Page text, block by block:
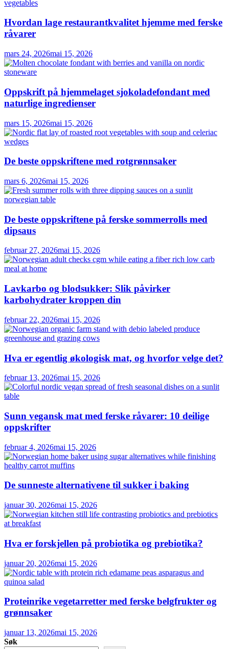
Hvordan lage restaurantkvalitet hjemme med ferske
råvarer
mars 24, 2026mai 15, 2026
Oppskrift på hjemmelaget sjokoladefondant med
naturlige ingredienser
mars 15, 2026mai 15, 2026
De beste oppskriftene med rotgrønnsaker
mars 6, 2026mai 15, 2026
De beste oppskriftene på ferske sommerrolls med
dipsaus
februar 27, 2026mai 15, 2026
Lavkarbo og blodsukker: Slik påvirker
karbohydrater kroppen din
februar 22, 2026mai 15, 2026
Hva er egentlig økologisk mat, og hvorfor velge det?
februar 13, 2026mai 15, 2026
Sunn vegansk mat med ferske råvarer: 10 deilige
oppskrifter
februar 4, 2026mai 15, 2026
De sunneste alternativene til sukker i baking
januar 30, 2026mai 15, 2026
Hva er forskjellen på probiotika og prebiotika?
januar 20, 2026mai 15, 2026
Proteinrike vegetarretter med ferske belgfrukter og
grønnsaker
januar 13, 2026mai 15, 2026
Søk